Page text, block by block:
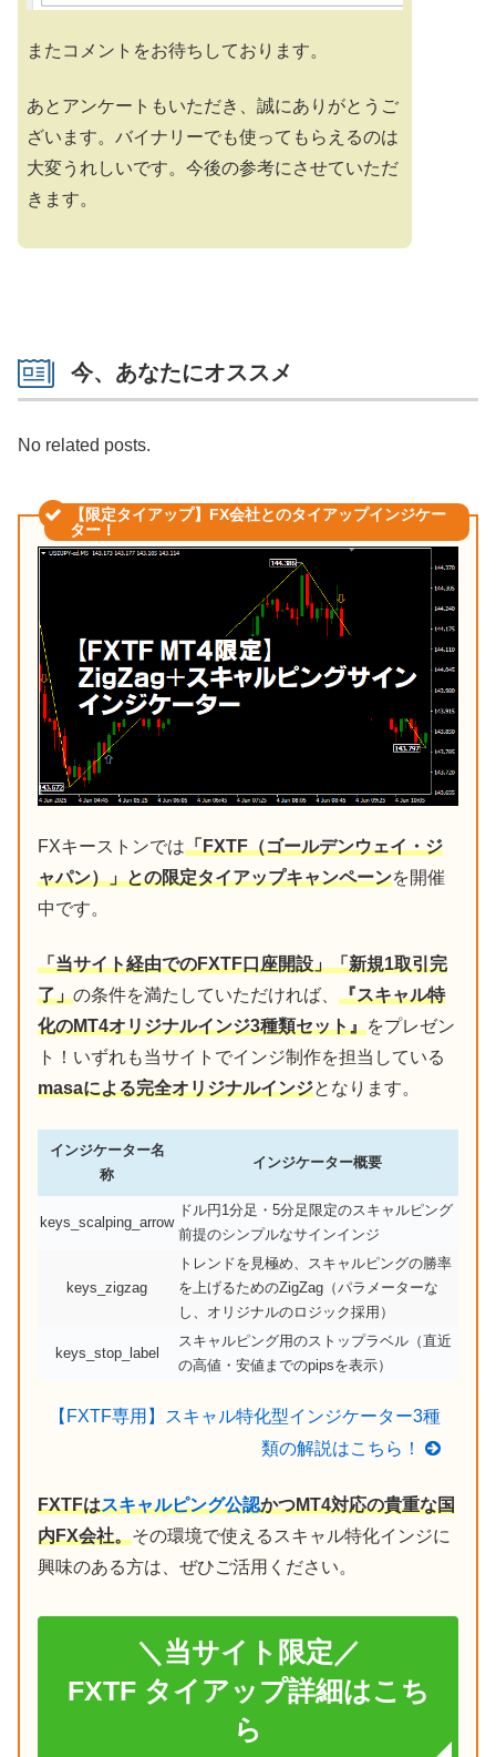
またコメントをお待ちしております。
あとアンケートもいただき、誠にありがとうご
ざいます。バイナリーでも使ってもらえるのは
大変うれしいです。今後の参考にさせていただ
きます。
今、あなたにオススメ
No related posts.
【限定タイアップ】FX会社とのタイアップインジケー
ター！
FXキーストンでは「FXTF（ゴールデンウェイ・ジ
ャパン）」との限定タイアップキャンペーンを開催
中です。
「当サイト経由でのFXTF口座開設」「新規1取引完
了」の条件を満たしていただければ、 『スキャル特
化のMT4オリジナルインジ3種類セット』をプレゼン
ト！いずれも当サイトでインジ制作を担当している
masaによる完全オリジナルインジとなります。
インジケーター名
称
インジケーター概要
keys_scalping_arrow
ドル円1分足・5分足限定のスキャルピング
前提のシンプルなサインインジ
keys_zigzag
トレンドを見極め、スキャルピングの勝率
を上げるためのZigZag（パラメーターな
し、オリジナルのロジック採用）
keys_stop_label
スキャルピング用のストップラベル（直近
の高値・安値までのpipsを表示）
【FXTF専用】スキャル特化型インジケーター3種
類の解説はこちら！
FXTFはスキャルピング公認かつMT4対応の貴重な国
内FX会社。その環境で使えるスキャル特化インジに
興味のある方は、ぜひご活用ください。
＼当サイト限定／
FXTF タイアップ詳細はこち
ら